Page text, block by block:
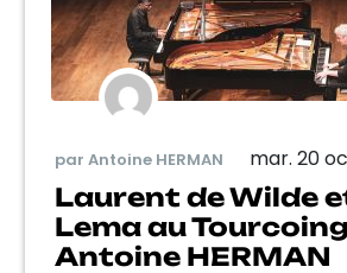
par Antoine HERMAN mar. 20
Laurent de Wilde
Lema au
Antoine HERMAN